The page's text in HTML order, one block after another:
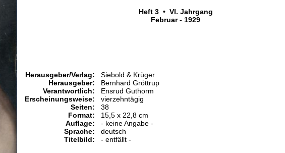
Heft 3 • VI. Jahrgang
Februar - 1929
Herausgeber/Verlag:
Herausgeber:
Verantwortlich:
Erscheinungsweise:
Seiten:
Format:
Auflage:
Sprache:
Titelbild:
Siebold & Krüger
Bernhard Gröttrup
Ensrud Guthorm
vierzehntägig
38
15,5 x 22,8 cm
- keine Angabe -
deutsch
- entfällt -